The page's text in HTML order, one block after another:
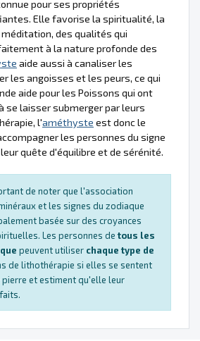
pour ses propriétés
Elle favorise la spiritualité, la
des qualités qui
à la nature profonde des
aide aussi à canaliser les
les angoisses et les peurs, ce qui
aide pour les Poissons qui ont
se laisser submerger par leurs
l'améthyste est donc le
les personnes du signe
quête d'équilibre et de sérénité.
de noter que l'association
et les signes du zodiaque
basée sur des croyances
Les personnes de tous les
peuvent utiliser chaque type de
de lithothérapie si elles se sentent
et estiment qu'elle leur